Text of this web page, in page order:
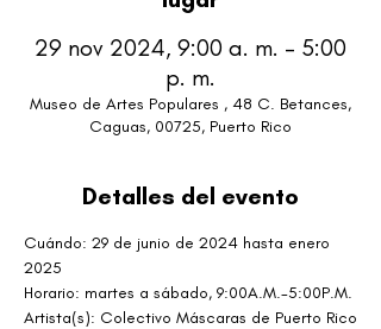
29 nov 2024, 9:00 a. m. – 5:00
p. m.
Museo de Artes Populares , 48 C. Betances,
Caguas, 00725, Puerto Rico
Detalles del evento
Cuándo: 29 de junio de 2024 hasta enero
2025
Horario: martes a sábado, 9:00A.M.-5:00P.M.
Artista(s): Colectivo Máscaras de Puerto Rico